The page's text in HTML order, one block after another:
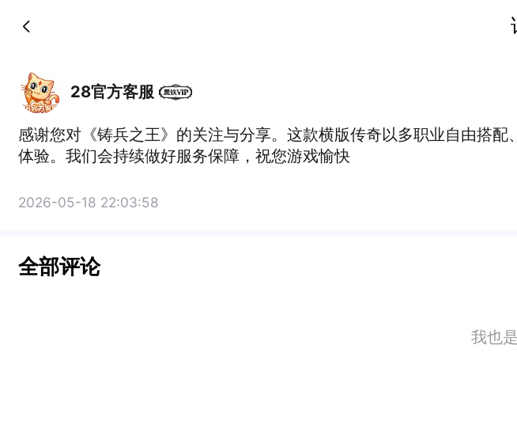
28官方客服
感谢您对《铸兵之王》的关注与分享。这款横版传奇以多职业自由搭
体验。我们会持续做好服务保障，祝您游戏愉快
2026-05-18 22:03:58
全部评论
我也